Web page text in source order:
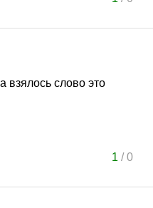
взялось слово это
1 /0